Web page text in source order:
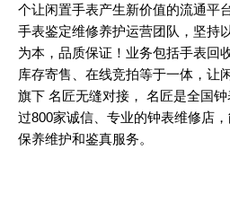
个让闲置手表产生新价值的流通平
手表鉴定维修养护运营团队，坚持
为本，品质保证！业务包括手表回
库存寄售、在线竞拍等于一体，让
旗下 名匠无缝对接， 名匠是全国
过800家诚信、专业的钟表维修店
保养维护和鉴真服务。